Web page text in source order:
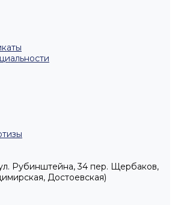
Рубинштейна, 34 пер. Щербаков,
Достоевская)